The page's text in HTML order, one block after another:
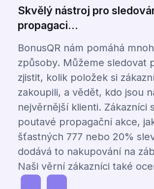
Skvělý nástroj pro
propagaci...
BonusQR nám pomáhá
způsoby. Můžeme sledovat
zjistit, kolik položek si
zakoupili, a vědět, kdo jsou
nejvěrnější klienti. Zákazníci
poutavé propagační akce,
šťastných 777 nebo 20%
dodává to nakupování na
Naši věrní zákazníci také
za jejich podporu něco